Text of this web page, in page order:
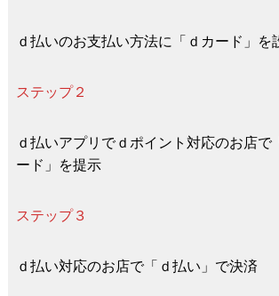
ｄ払いのお支払い方法に「ｄカード」を
ステップ２
ｄ払いアプリでｄポイント対応のお店で
ード」を提示
ステップ３
ｄ払い対応のお店で「ｄ払い」で決済